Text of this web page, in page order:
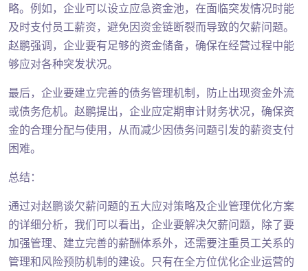
略。例如，企业可以设立应急资金池，在面临突发情况时能
及时支付员工薪资，避免因资金链断裂而导致的欠薪问题。
赵鹏强调，企业要有足够的资金储备，确保在经营过程中能
够应对各种突发状况。
最后，企业要建立完善的债务管理机制，防止出现资金外流
或债务危机。赵鹏提出，企业应定期审计财务状况，确保资
金的合理分配与使用，从而减少因债务问题引发的薪资支付
困难。
总结：
通过对赵鹏谈欠薪问题的五大应对策略及企业管理优化方案
的详细分析，我们可以看出，企业要解决欠薪问题，除了要
加强管理、建立完善的薪酬体系外，还需要注重员工关系的
管理和风险预防机制的建设。只有在全方位优化企业运营的